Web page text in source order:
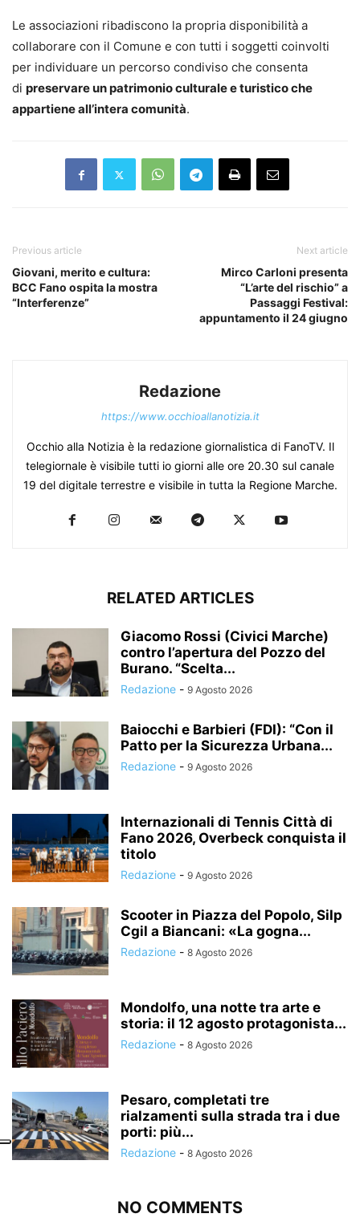
Le associazioni ribadiscono la propria disponibilità a
collaborare con il Comune e con tutti i soggetti coinvolti
per individuare un percorso condiviso che consenta
di preservare un patrimonio culturale e turistico che
appartiene all’intera comunità.
Previous article
Giovani, merito e cultura:
BCC Fano ospita la mostra
“Interferenze”
Next article
Mirco Carloni presenta
“L’arte del rischio” a
Passaggi Festival:
appuntamento il 24 giugno
Redazione
https://www.occhioallanotizia.it
Occhio alla Notizia è la redazione giornalistica di FanoTV. Il
telegiornale è visibile tutti io giorni alle ore 20.30 sul canale
19 del digitale terrestre e visibile in tutta la Regione Marche.
RELATED ARTICLES
Giacomo Rossi (Civici Marche)
contro l’apertura del Pozzo del
Burano. “Scelta...
Redazione - 9 Agosto 2026
Baiocchi e Barbieri (FDI): “Con il
Patto per la Sicurezza Urbana...
Redazione - 9 Agosto 2026
Internazionali di Tennis Città di
Fano 2026, Overbeck conquista il
titolo
Redazione - 9 Agosto 2026
Scooter in Piazza del Popolo, Silp
Cgil a Biancani: «La gogna...
Redazione - 8 Agosto 2026
Mondolfo, una notte tra arte e
storia: il 12 agosto protagonista...
Redazione - 8 Agosto 2026
Pesaro, completati tre
rialzamenti sulla strada tra i due
porti: più...
Redazione - 8 Agosto 2026
NO COMMENTS